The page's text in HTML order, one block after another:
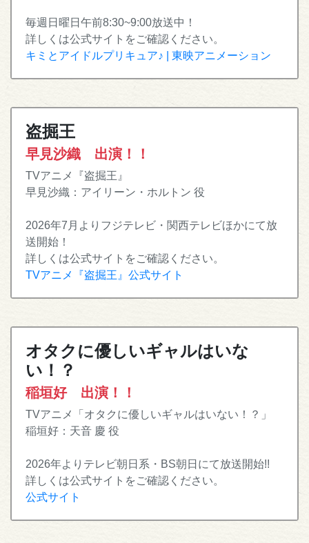
毎週日曜日午前8:30~9:00放送中！
詳しくは公式サイトをご確認ください。
キミとアイドルプリキュア♪ | 東映アニメーション
盗掘王
早見沙織 出演！！
TVアニメ『盗掘王』
早見沙織：アイリーン・ホルトン 役
2026年7月よりフジテレビ・関西テレビほかにて放
送開始！
詳しくは公式サイトをご確認ください。
TVアニメ『盗掘王』公式サイト
オタクに優しいギャルはいな
い！？
稲垣好 出演！！
TVアニメ「オタクに優しいギャルはいない！？」
稲垣好：天音 慶 役
2026年よりテレビ朝日系・BS朝日にて放送開始!!
詳しくは公式サイトをご確認ください。
公式サイト